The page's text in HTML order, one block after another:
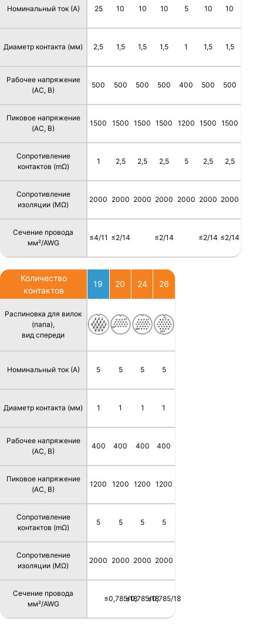
Номинальный ток (А)
Диаметр контакта (мм)
Рабочее напряжение
(AC, В)
Пиковое напряжение
(AC, В)
Сопротивление
контактов (mΩ)
Сопротивление
изоляции (MΩ)
Сечение провода
мм²/AWG
25
2,5
500
1500
1
2000
≤4/11
10
1,5
500
1500
2,5
2000
≤2/14
10
1,5
500
1500
2,5
2000
10
1,5
500
1500
2,5
2000
≤2/14
5
1
400
1200
5
2000
10
1,5
500
1500
2,5
2000
≤2/14
10
1,5
500
1500
2,5
2000
≤2/14
Количество
контактов
Распиновка для вилок
(папа),
вид спереди
Номинальный ток (А)
Диаметр контакта (мм)
Рабочее напряжение
(AC, В)
Пиковое напряжение
(AC, В)
Сопротивление
контактов (mΩ)
Сопротивление
изоляции (MΩ)
Сечение провода
мм²/AWG
19
5
1
400
1200
5
2000
20
5
1
400
1200
5
2000
≤0,785/18
24
5
1
400
1200
5
2000
≤0,785/18
26
5
1
400
1200
5
2000
≤0,785/18